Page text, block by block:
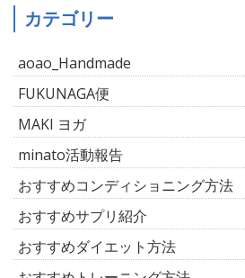
カテゴリー
aoao_Handmade
FUKUNAGA便
MAKI ヨガ
minato活動報告
おすすめコンディショニング方法
おすすめサプリ紹介
おすすめダイエット方法